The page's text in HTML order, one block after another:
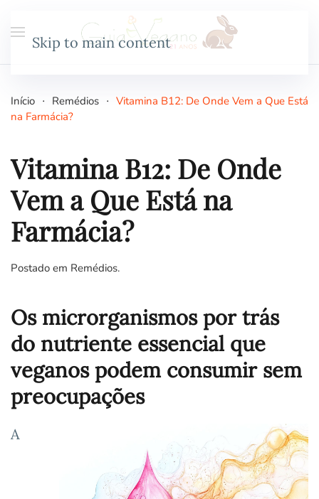
Skip to main content
Início Remédios
Vitamina B12: De Onde Vem a Que Está
na Farmácia?
Vitamina B12: De Onde
Vem a Que Está na
Farmácia?
Postado em Remédios.
Os microrganismos por trás
do nutriente essencial que
veganos podem consumir sem
preocupações
A